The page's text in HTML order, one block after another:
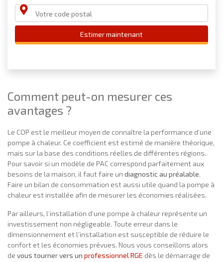
Estimer maintenant
Comment peut-on mesurer ces
avantages ?
Le COP est le meilleur moyen de connaître la performance d’une
pompe à chaleur. Ce coefficient est estimé de manière théorique,
mais sur la base des conditions réelles de différentes régions.
Pour savoir si un modèle de PAC correspond parfaitement aux
besoins de la maison, il faut faire un diagnostic au préalable.
Faire un bilan de consommation est aussi utile quand la pompe à
chaleur est installée afin de mesurer les économies réalisées.
Par ailleurs, l’installation d’une pompe à chaleur représente un
investissement non négligeable. Toute erreur dans le
dimensionnement et l’installation est susceptible de réduire le
confort et les économies prévues. Nous vous conseillons alors
de vous tourner vers un professionnel RGE dès le démarrage de